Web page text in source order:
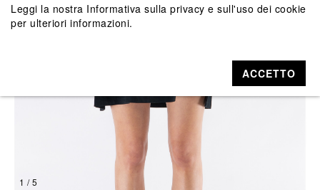
1 / 5
Leggi la nostra Informativa sulla privacy e sull'uso dei cookie
per ulteriori informazioni.
ACCETTO